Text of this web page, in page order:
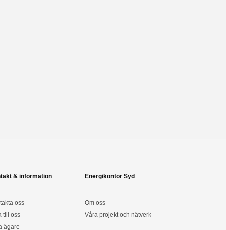
& information
oss
till oss
ägare
Energikontor Syd
Om oss
Våra projekt och nätverk